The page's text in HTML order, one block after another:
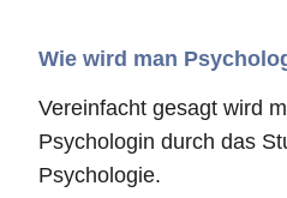
Wie wird man
Vereinfacht gesagt wird
Psychologin durch das
Psychologie.